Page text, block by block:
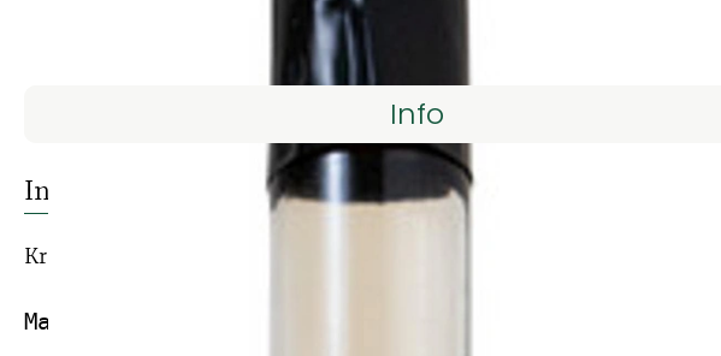
Info
Entdecke passende RezepteEs wurden keine passenden
Info
Kräuteressig
Marke: